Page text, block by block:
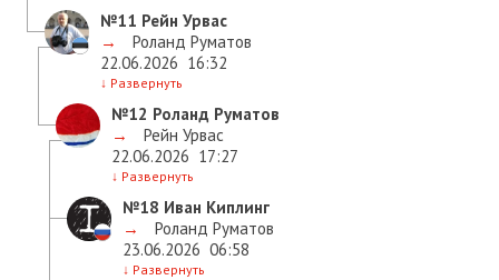
№11 Рейн Урвас
→
Роланд Руматов
22.06.2026 16:32
↓ Развернуть
№12 Роланд Руматов
→
Рейн Урвас
22.06.2026 17:27
↓ Развернуть
№18 Иван Киплинг
→
Роланд Руматов
23.06.2026 06:58
↓ Развернуть